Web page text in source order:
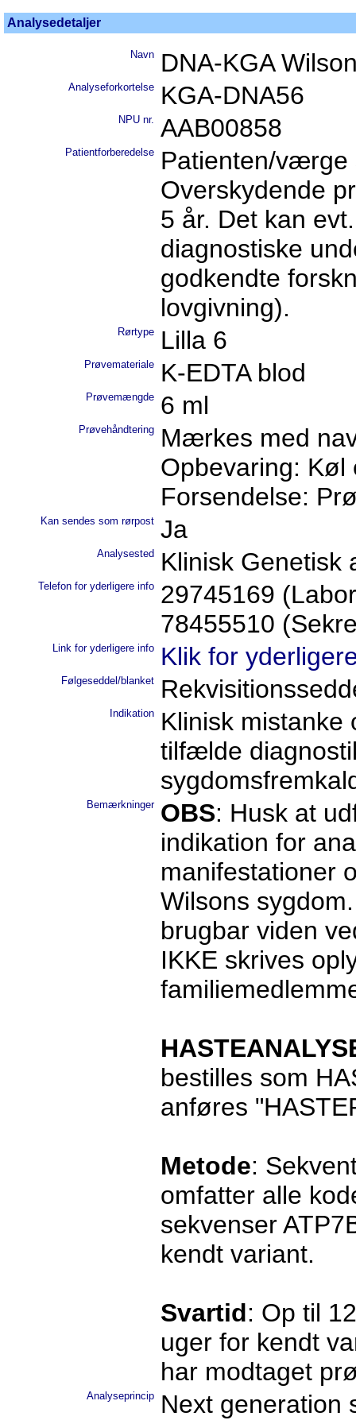
Analysedetaljer
Navn DNA-KGA
Analyseforkortelse KGA-DNA56
NPU nr. AAB00858
Patientforberedelse
Patienten/værge
Overskydende
5 år. Det kan
diagnostiske
godkendte
lovgivning).
Rørtype Lilla 6
Prøvemateriale K-EDTA blod
Prøvemængde 6 ml
Prøvehåndtering
Mærkes med
Opbevaring: Køl
Forsendelse:
Kan sendes som rørpost Ja
Analysested Klinisk Genetisk
Telefon for yderligere info 29745169
78455510
Link for yderligere info Klik for
Følgeseddel/blanket
Indikation
Klinisk mistanke
tilfælde
Bemærkninger OBS: Husk at
indikation for
manifestationer
Wilsons
brugbar viden
IKKE skrives
bestilles som
anføres
Metode:
omfatter alle
sekvenser
kendt variant.
Svartid: Op til
uger for kendt
har modtaget
Analyseprincip Next generation